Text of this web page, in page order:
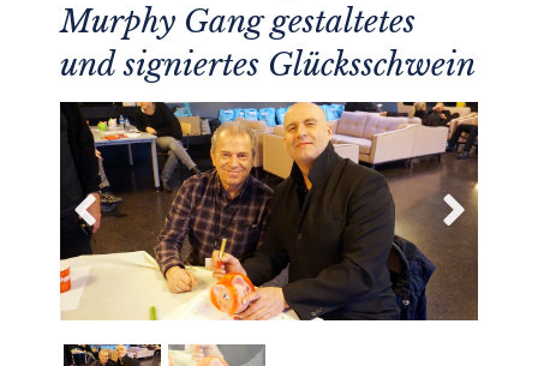
Murphy Gang gestaltetes
und signiertes Glücksschwein